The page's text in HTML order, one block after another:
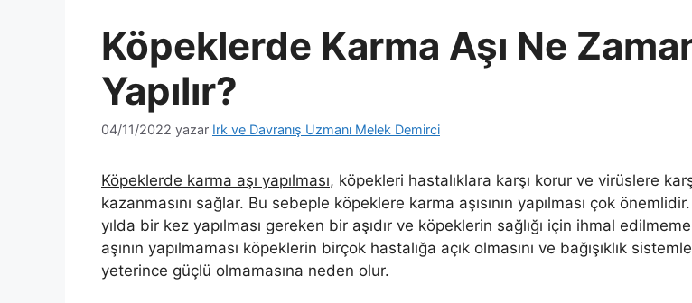
Köpeklerde Karma Aşı Ne
Yapılır?
04/11/2022 yazar Irk ve Davranış Uzmanı Melek Demirci
Köpeklerde karma aşı yapılması, köpekleri hastalıklara karşı korur ve virüslere
kazanmasını sağlar. Bu sebeple köpeklere karma aşısının yapılması çok önemlidir.
yılda bir kez yapılması gereken bir aşıdır ve köpeklerin sağlığı için ihmal
aşının yapılmaması köpeklerin birçok hastalığa açık olmasını ve bağışıklık
yeterince güçlü olmamasına neden olur.